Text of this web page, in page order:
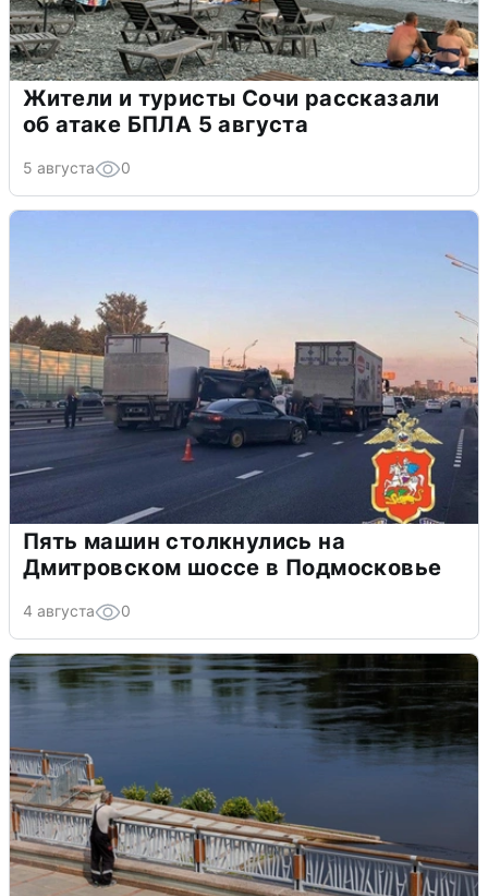
Жители и туристы Сочи рассказали
об атаке БПЛА 5 августа
5 августа 0
Пять машин столкнулись на
Дмитровском шоссе в Подмосковье
4 августа 0